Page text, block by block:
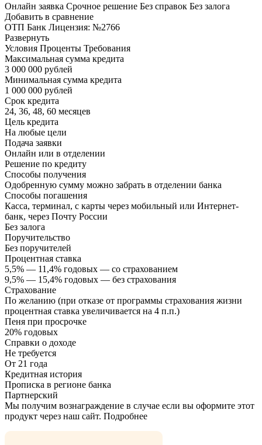
Онлайн заявка Срочное решение Без справок Без залога
Добавить в сравнение
ОТП Банк Лицензия: №2766
Развернуть
Условия Проценты Требования
Максимальная сумма кредита
3 000 000 рублей
Минимальная сумма кредита
1 000 000 рублей
Срок кредита
24, 36, 48, 60 месяцев
Цель кредита
На любые цели
Подача заявки
Онлайн или в отделении
Решение по кредиту
Способы получения
Одобренную сумму можно забрать в отделении банка
Способы погашения
Касса, терминал, с карты через мобильный или Интернет-
банк, через Почту России
Без залога
Поручительство
Без поручителей
Процентная ставка
5,5% — 11,4% годовых — со страхованием
9,5% — 15,4% годовых — без страхования
Страхование
По желанию (при отказе от программы страхования жизни
процентная ставка увеличивается на 4 п.п.)
Пеня при просрочке
20% годовых
Справки о доходе
Не требуется
От 21 года
Кредитная история
Прописка в регионе банка
Партнерский
Мы получим вознаграждение в случае если вы оформите этот
продукт через наш сайт. Подробнее